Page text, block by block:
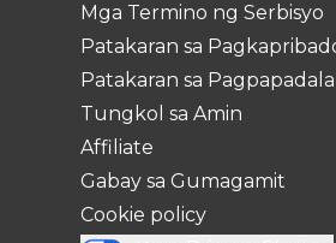
Mga Termino ng Serbisyo
Patakaran sa
Patakaran sa Pagpapadala
Tungkol sa Amin
Affiliate
Gabay sa Gumagamit
Cookie policy